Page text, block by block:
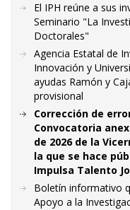
El IPH reúne a sus
Seminario "La
Doctorales"
Agencia Estatal de
Innovación y
ayudas Ramón y
provisional
Corrección de
Convocatoria
de 2026 de la
la que se hace
Impulsa Talento
Boletín informativo
Apoyo a la